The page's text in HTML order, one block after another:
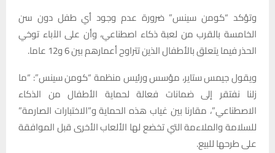
وتؤكد “كومن سينس” ضرورة عدم وجود أي طفل دون سن
الخامسة بالقرب من لعبة ذكاء اصطناعي، وأن على الآباء توخي
الحذر فيما يتعلق بالأطفال الذين تتراوح أعمارهم بين 6 و12 عاما.
ويقول جيمس ستاير، مؤسس ورئيس منظمة “كومن سينس”: “ما
زلنا نفتقر إلى ضمانات فعالة لحماية الأطفال من الذكاء
الاصطناعي”، مقارنا بين غياب هذه الحماية و”الاختبارات الصارمة”
للسلامة والملاءمة التي تخضع لها الألعاب الأخرى قبل الموافقة
على طرحها للبيع.